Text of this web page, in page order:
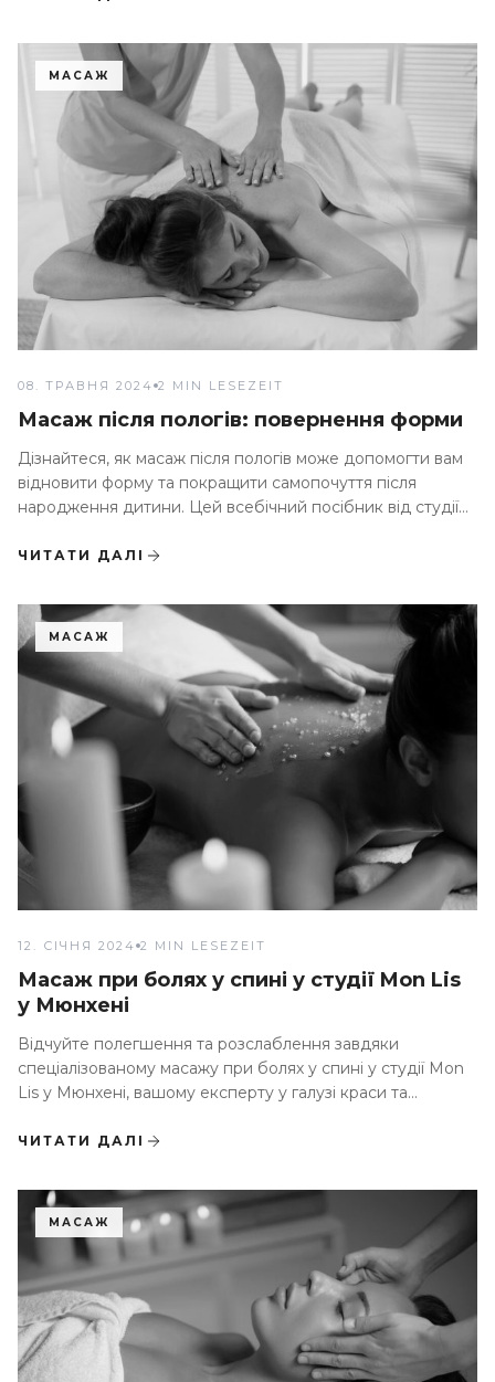
МАСАЖ
08. ТРАВНЯ 2024 2 MIN LESEZEIT
Масаж після пологів: повернення форми
Дізнайтеся, як масаж після пологів може допомогти вам
відновити форму та покращити самопочуття після
народження дитини. Цей всебічний посібник від студії
методики післяпологового масажу
ЧИТАТИ ДАЛІ
МАСАЖ
12. СІЧНЯ 2024 2 MIN LESEZEIT
Масаж при болях у спині у студії Mon Lis
у Мюнхені
Відчуйте полегшення та розслаблення завдяки
спеціалізованому масажу при болях у спині у студії Mon
Lis у Мюнхені, вашому експерту у галузі краси та
ЧИТАТИ ДАЛІ
МАСАЖ